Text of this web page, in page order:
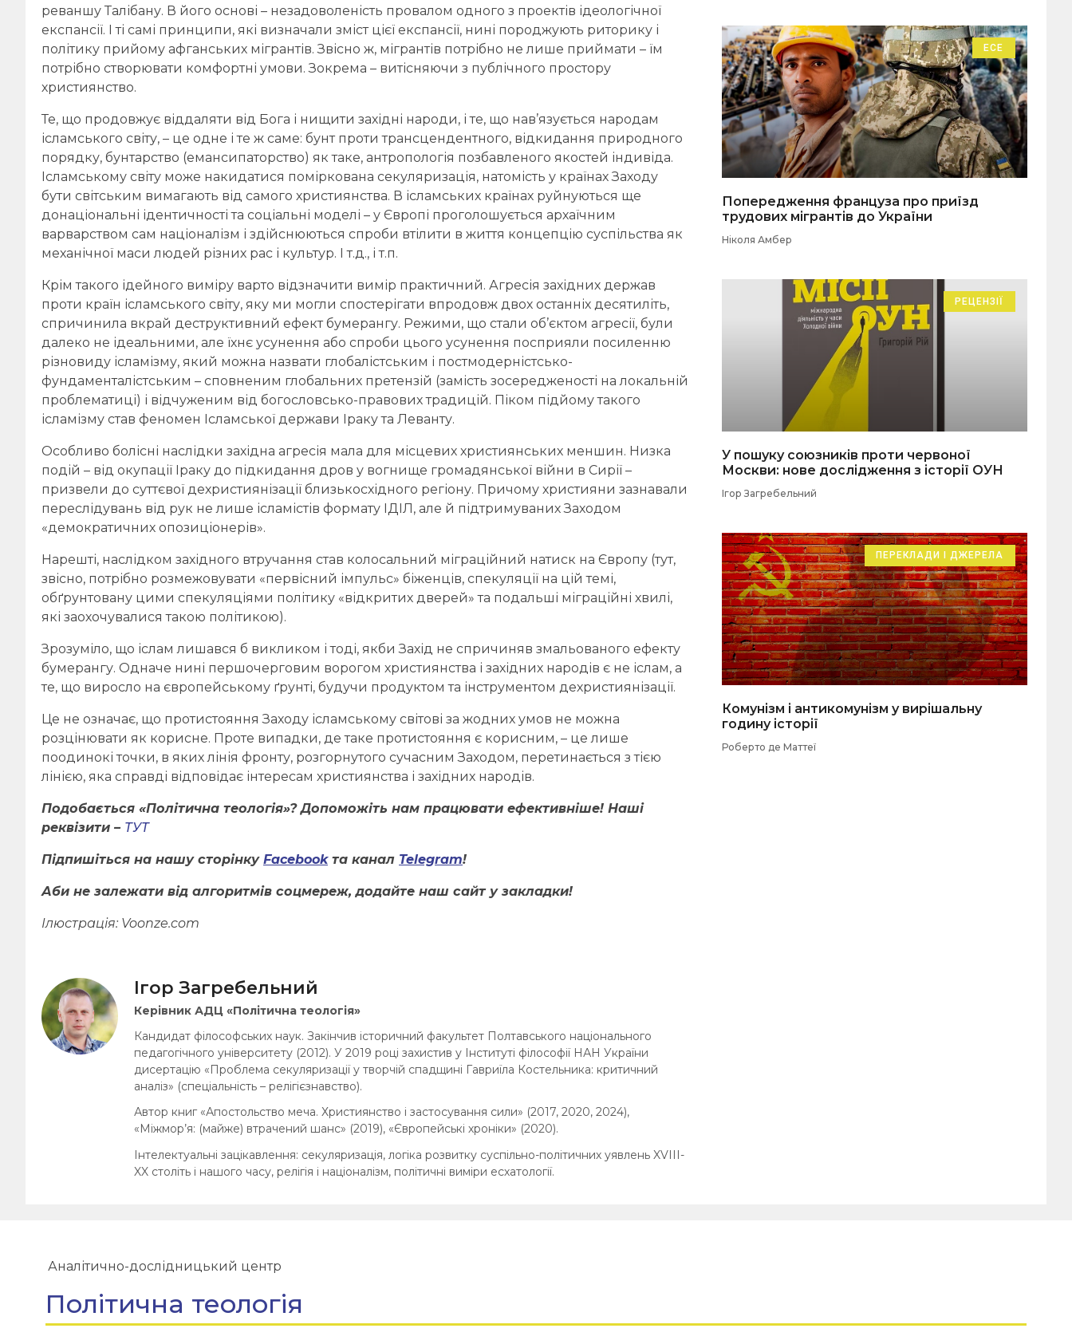
реваншу Талібану. В його основі – незадоволеність провалом одного з проектів ідеологічної
експансії. І ті самі принципи, які визначали зміст цієї експансії, нині породжують риторику і
політику прийому афганських мігрантів. Звісно ж, мігрантів потрібно не лише приймати – їм
потрібно створювати комфортні умови. Зокрема – витісняючи з публічного простору
християнство.
Те, що продовжує віддаляти від Бога і нищити західні народи, і те, що нав’язується народам
ісламського світу, – це одне і те ж саме: бунт проти трансцендентного, відкидання природного
порядку, бунтарство (емансипаторство) як таке, антропологія позбавленого якостей індивіда.
Ісламському світу може накидатися поміркована секуляризація, натомість у країнах Заходу
бути світським вимагають від самого християнства. В ісламських країнах руйнуються ще
донаціональні ідентичності та соціальні моделі – у Європі проголошується архаїчним
варварством сам націоналізм і здійснюються спроби втілити в життя концепцію суспільства як
механічної маси людей різних рас і культур. І т.д., і т.п.
Крім такого ідейного виміру варто відзначити вимір практичний. Агресія західних держав
проти країн ісламського світу, яку ми могли спостерігати впродовж двох останніх десятиліть,
спричинила вкрай деструктивний ефект бумерангу. Режими, що стали об’єктом агресії, були
далеко не ідеальними, але їхнє усунення або спроби цього усунення посприяли посиленню
різновиду ісламізму, який можна назвати глобалістським і постмодерністсько-
фундаменталістським – сповненим глобальних претензій (замість зосередженості на локальній
проблематиці) і відчуженим від богословсько-правових традицій. Піком підйому такого
ісламізму став феномен Ісламської держави Іраку та Леванту.
Особливо болісні наслідки західна агресія мала для місцевих християнських меншин. Низка
подій – від окупації Іраку до підкидання дров у вогнище громадянської війни в Сирії –
призвели до суттєвої дехристиянізації близькосхідного регіону. Причому християни зазнавали
переслідувань від рук не лише ісламістів формату ІДІЛ, але й підтримуваних Заходом
«демократичних опозиціонерів».
Нарешті, наслідком західного втручання став колосальний міграційний натиск на Європу (тут,
звісно, потрібно розмежовувати «первісний імпульс» біженців, спекуляції на цій темі,
обґрунтовану цими спекуляціями політику «відкритих дверей» та подальші міграційні хвилі,
які заохочувалися такою політикою).
Зрозуміло, що іслам лишався б викликом і тоді, якби Захід не спричиняв змальованого ефекту
бумерангу. Одначе нині першочерговим ворогом християнства і західних народів є не іслам, а
те, що виросло на європейському ґрунті, будучи продуктом та інструментом дехристиянізації.
Це не означає, що протистояння Заходу ісламському світові за жодних умов не можна
розцінювати як корисне. Проте випадки, де таке протистояння є корисним, – це лише
поодинокі точки, в яких лінія фронту, розгорнутого сучасним Заходом, перетинається з тією
лінією, яка справді відповідає інтересам християнства і західних народів.
Подобається «Політична теологія»? Допоможіть нам працювати ефективніше! Наші
реквізити – ТУТ
Підпишіться на нашу сторінку Facebookта канал Telegram!
Аби не залежати від алгоритмів соцмереж, додайте наш сайт у закладки!
Ілюстрація: Voonze.com
Ігор Загребельний
Керівник АДЦ «Політична теологія»
Кандидат філософських наук. Закінчив історичний факультет Полтавського національного
педагогічного університету (2012). У 2019 році захистив у Інституті філософії НАН України
дисертацію «Проблема секуляризації у творчій спадщині Гавриїла Костельника: критичний
аналіз» (спеціальність – релігієзнавство).
Автор книг «Апостольство меча. Християнство і застосування сили» (2017, 2020, 2024),
«Міжмор’я: (майже) втрачений шанс» (2019), «Європейські хроніки» (2020).
Інтелектуальні зацікавлення: секуляризація, логіка розвитку суспільно-політичних уявлень XVIII-
XX століть і нашого часу, релігія і націоналізм, політичні виміри есхатології.
ЕСЕ
Попередження француза про приїзд
трудових мігрантів до України
Ніколя Амбер
РЕЦЕНЗІЇ
У пошуку союзників проти червоної
Москви: нове дослідження з історії ОУН
Ігор Загребельний
ПЕРЕКЛАДИ І ДЖЕРЕЛА
Комунізм і антикомунізм у вирішальну
годину історії
Роберто де Маттеї
Аналітично-дослідницький центр
Політична теологія